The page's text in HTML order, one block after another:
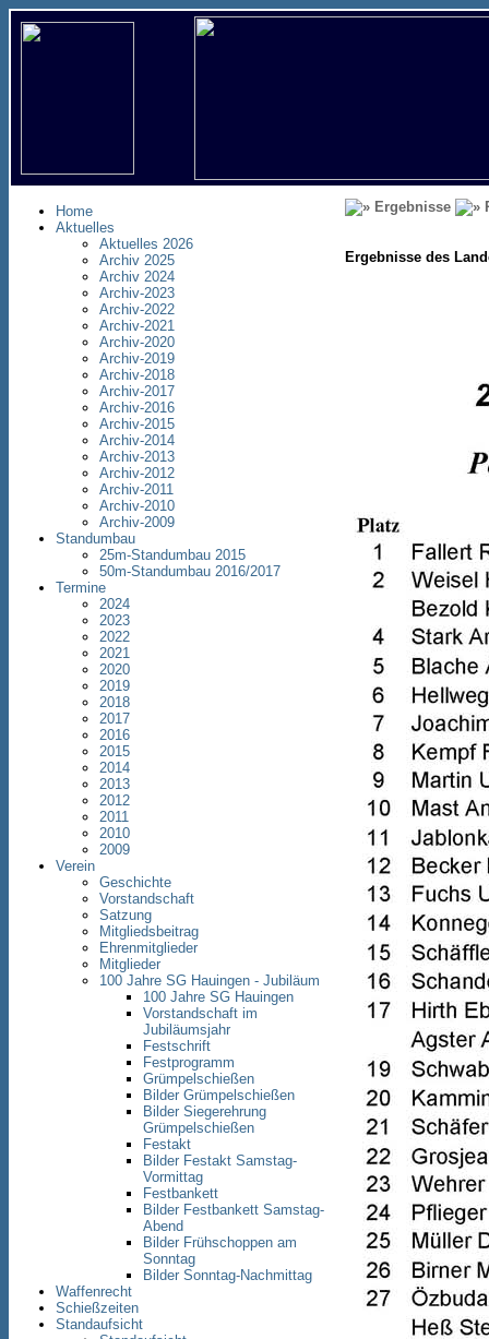
Home
Aktuelles
Aktuelles 2026
Archiv 2025
Archiv 2024
Archiv-2023
Archiv-2022
Archiv-2021
Archiv-2020
Archiv-2019
Archiv-2018
Archiv-2017
Archiv-2016
Archiv-2015
Archiv-2014
Archiv-2013
Archiv-2012
Archiv-2011
Archiv-2010
Archiv-2009
Standumbau
25m-Standumbau 2015
50m-Standumbau 2016/2017
Termine
2024
2023
2022
2021
2020
2019
2018
2017
2016
2015
2014
2013
2012
2011
2010
2009
Verein
Geschichte
Vorstandschaft
Satzung
Mitgliedsbeitrag
Ehrenmitglieder
Mitglieder
100 Jahre SG Hauingen - Jubiläum
100 Jahre SG Hauingen
Vorstandschaft im
Jubiläumsjahr
Festschrift
Festprogramm
Grümpelschießen
Bilder Grümpelschießen
Bilder Siegerehrung
Grümpelschießen
Festakt
Bilder Festakt Samstag-
Vormittag
Festbankett
Bilder Festbankett Samstag-
Abend
Bilder Frühschoppen am
Sonntag
Bilder Sonntag-Nachmittag
Waffenrecht
Schießzeiten
Standaufsicht
Ergebnisse
Ergebnisse des